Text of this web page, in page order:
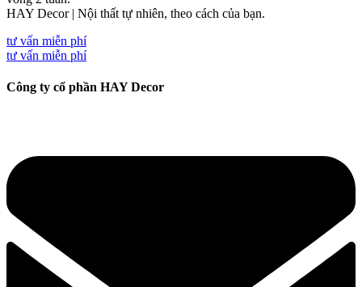
HAY Decor | Nội thất tự nhiên, theo cách của bạn.
tư vấn miễn phí
tư vấn miễn phí
Công ty cổ phần HAY Decor